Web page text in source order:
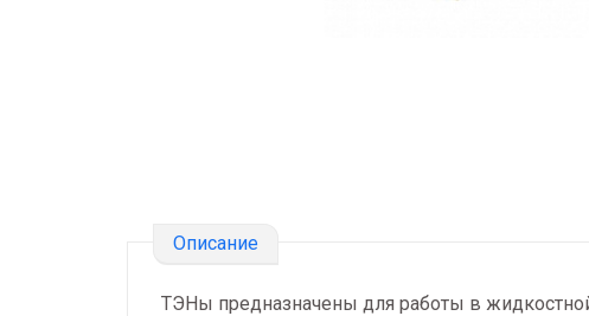
Описание
ТЭНы предназначены для работы в